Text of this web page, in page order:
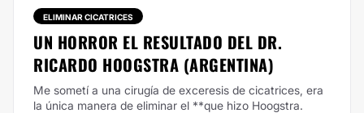
ELIMINAR CICATRICES
UN HORROR EL RESULTADO DEL DR.
RICARDO HOOGSTRA (ARGENTINA)
Me sometí a una cirugía de exceresis de cicatrices, era
la única manera de eliminar el **que hizo Hoogstra.